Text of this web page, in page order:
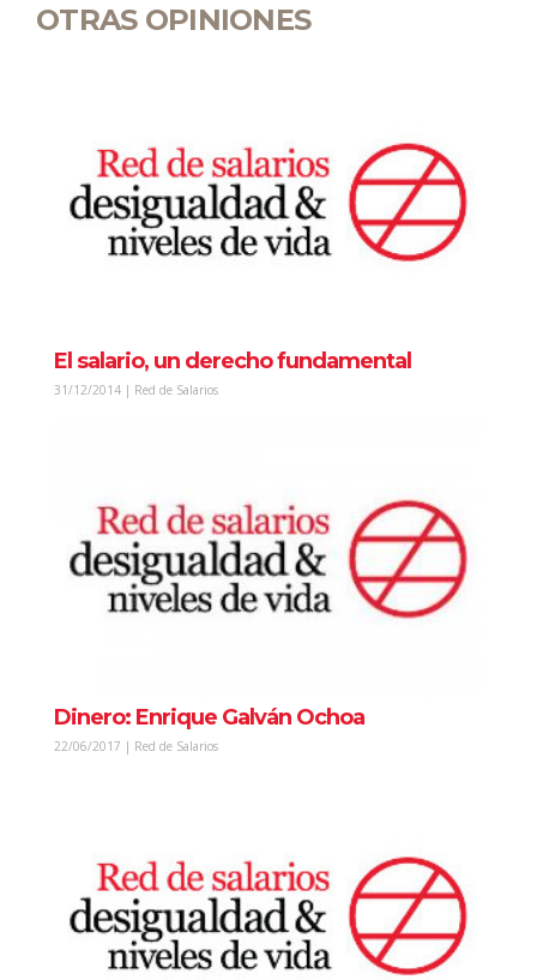
OTRAS OPINIONES
El salario, un derecho fundamental
31/12/2014 | Red de Salarios
Dinero: Enrique Galván Ochoa
22/06/2017 | Red de Salarios